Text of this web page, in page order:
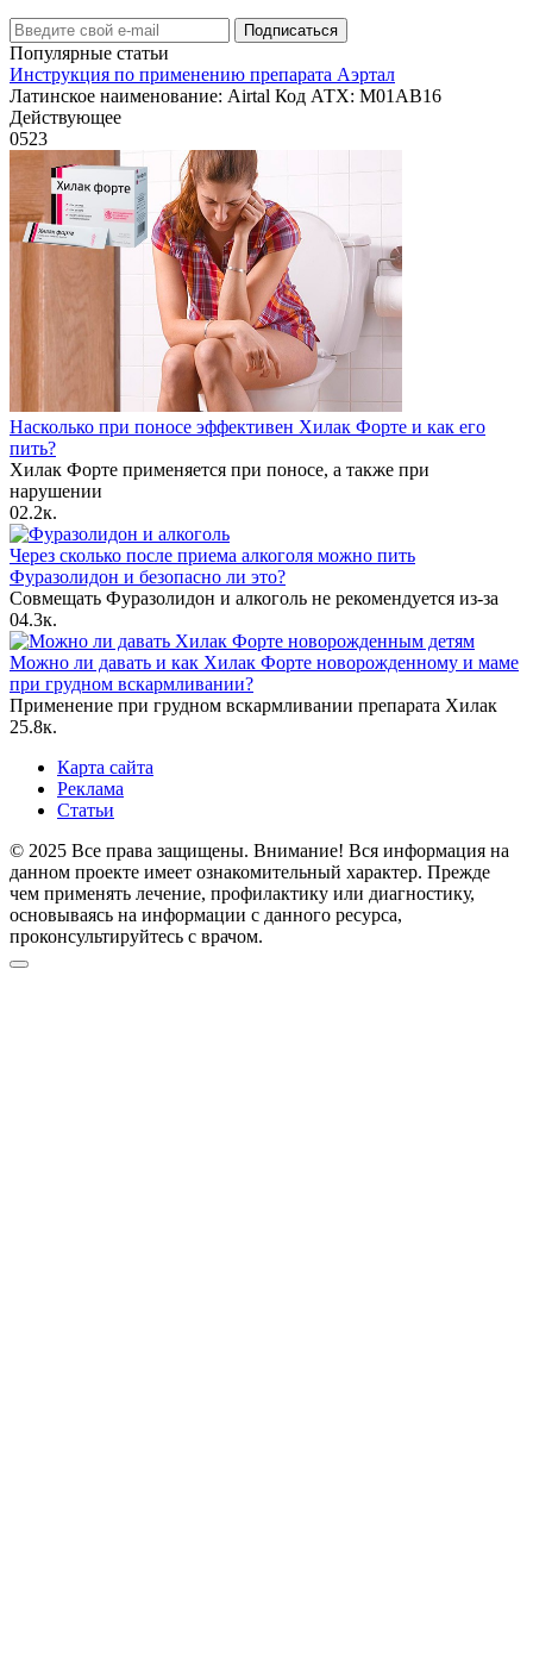
Популярные статьи
Инструкция по применению препарата Аэртал
Латинское наименование: Airtal Код АТХ: M01AB16
Действующее
0523
Насколько при поносе эффективен Хилак Форте и как его
пить?
Хилак Форте применяется при поносе, а также при
нарушении
02.2к.
Через сколько после приема алкоголя можно пить
Фуразолидон и безопасно ли это?
Совмещать Фуразолидон и алкоголь не рекомендуется из-за
04.3к.
Можно ли давать и как Хилак Форте новорожденному и маме
при грудном вскармливании?
Применение при грудном вскармливании препарата Хилак
25.8к.
Карта сайта
Реклама
Статьи
© 2025 Все права защищены. Внимание! Вся информация на
данном проекте имеет ознакомительный характер. Прежде
чем применять лечение, профилактику или диагностику,
основываясь на информации с данного ресурса,
проконсультируйтесь с врачом.